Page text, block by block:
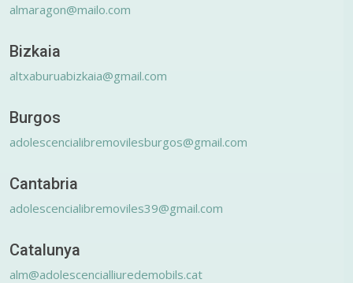
almaragon@mailo.com
Bizkaia
altxaburuabizkaia@gmail.com
Burgos
adolescencialibremovilesburgos@gmail.com
Cantabria
adolescencialibremoviles39@gmail.com
Catalunya
alm@adolescencialliuredemobils.cat